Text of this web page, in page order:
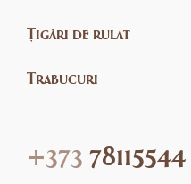
Țigări de rulat
Trabucuri
+373 78115544